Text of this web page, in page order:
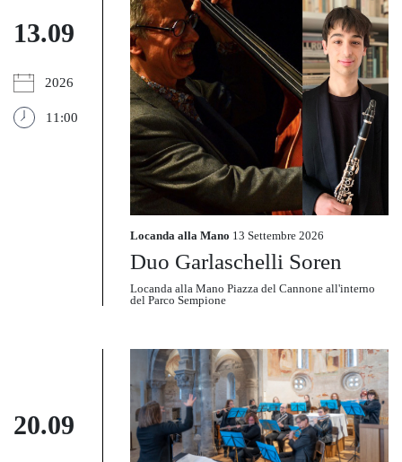
13.09
2026
11:00
Locanda alla Mano 13 Settembre 2026
Duo Garlaschelli Soren
Locanda alla Mano Piazza del Cannone all'interno
del Parco Sempione
20.09